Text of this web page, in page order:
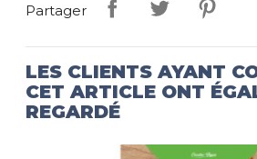
Partager
LES CLIENTS AYANT
CET ARTICLE ONT
REGARDÉ